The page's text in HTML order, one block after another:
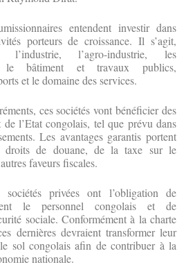
entendent investir dans
porteurs de croissance. Il s’agit,
l’agro-industrie, les
le bâtiment et travaux publics,
et le domaine des services.
ces sociétés vont bénéficier des
l’Etat congolais, tel que prévu dans
Les avantages garantis portent
droits de douane, de la taxe sur le
faveurs fiscales.
sociétés privées ont l’obligation de
le personnel congolais et de
sociale. Conformément à la charte
dernières devraient transformer leur
sol congolais afin de contribuer à la
nationale.